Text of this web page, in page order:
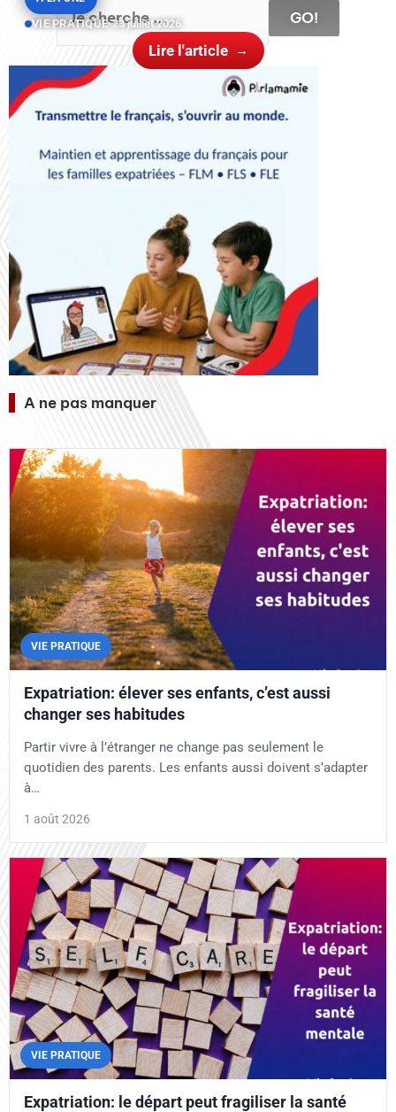
VIE PRATIQUE•23 juillet 2026
Lire l'article
GO!
A ne pas manquer
VIE PRATIQUE
Expatriation: élever ses enfants, c’est aussi
changer ses habitudes
Partir vivre à l’étranger ne change pas seulement le
quotidien des parents. Les enfants aussi doivent s’adapter
à…
1 août 2026
VIE PRATIQUE
Expatriation: le départ peut fragiliser la santé